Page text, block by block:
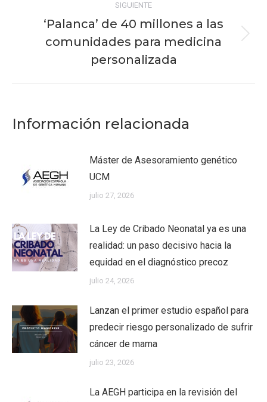
SIGUIENTE
Publicación
siguiente:
‘Palanca’ de 40 millones a las
comunidades para medicina
personalizada
Información relacionada
Máster de Asesoramiento genético
UCM
julio 27, 2026
La Ley de Cribado Neonatal ya es una
realidad: un paso decisivo hacia la
equidad en el diagnóstico precoz
julio 24, 2026
Lanzan el primer estudio español para
predecir riesgo personalizado de sufrir
cáncer de mama
julio 23, 2026
La AEGH participa en la revisión del